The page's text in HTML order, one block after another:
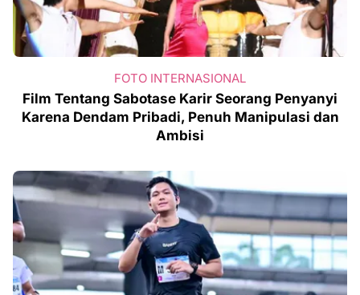
FOTO INTERNASIONAL
Film Tentang Sabotase Karir Seorang Penyanyi
Karena Dendam Pribadi, Penuh Manipulasi dan
Ambisi